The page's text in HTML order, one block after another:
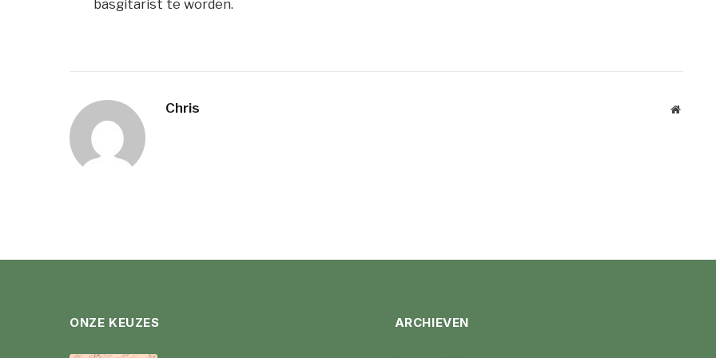
basgitarist te worden.
Chris Website
ONZE KEUZES ARCHIEVEN